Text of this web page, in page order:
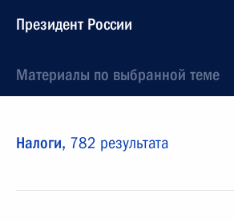
Президент России
Материалы по выбранной теме
Налоги, 782 результата